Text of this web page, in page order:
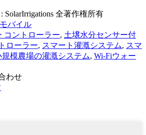
SolarIrrigations 全著作権所有
バイル
コントローラー, 土壌水分センサー付
ローラー, スマート灌漑システム, スマ
規模農場の灌漑システム, Wi-Fiウォー